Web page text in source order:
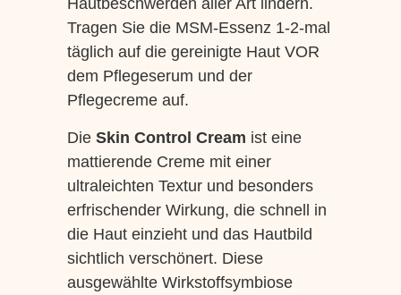
Hautbeschwerden aller Art lindern.
Tragen Sie die MSM-Essenz 1-2-mal
täglich auf die gereinigte Haut VOR
dem Pflegeserum und der
Pflegecreme auf.
Die Skin Control Cream ist eine
mattierende Creme mit einer
ultraleichten Textur und besonders
erfrischender Wirkung, die schnell in
die Haut einzieht und das Hautbild
sichtlich verschönert. Diese
ausgewählte Wirkstoffsymbiose